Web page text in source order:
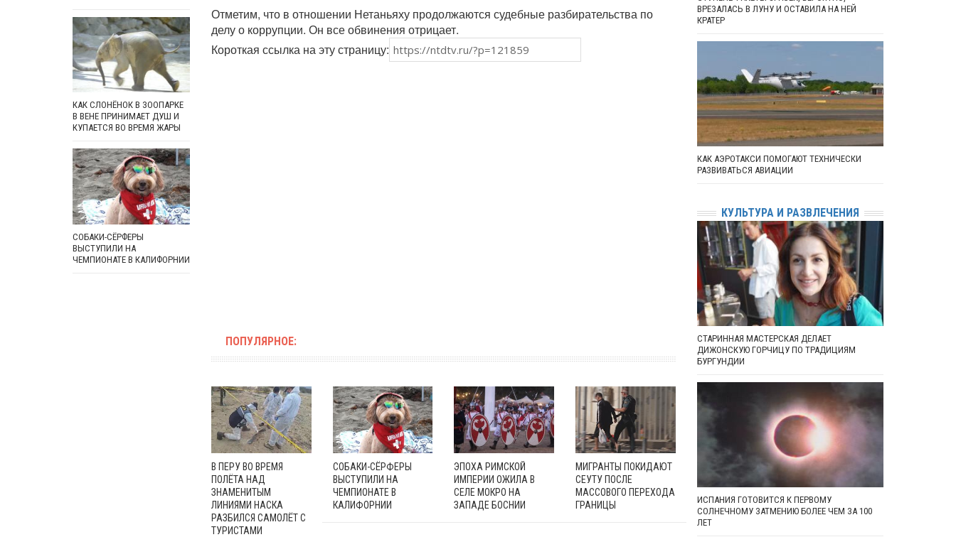
Отметим, что в отношении Нетаньяху продолжаются судебные разбирательства по
делу о коррупции. Он все обвинения отрицает.
Короткая ссылка на эту страницу:
ПОПУЛЯРНОЕ:
В ПЕРУ ВО ВРЕМЯ
ПОЛЁТА НАД
ЗНАМЕНИТЫМ
ЛИНИЯМИ НАСКА
РАЗБИЛСЯ САМОЛЁТ С
ТУРИСТАМИ
СОБАКИ-СЁРФЕРЫ
ВЫСТУПИЛИ НА
ЧЕМПИОНАТЕ В
КАЛИФОРНИИ
ЭПОХА РИМСКОЙ
ИМПЕРИИ ОЖИЛА В
СЕЛЕ МОКРО НА
ЗАПАДЕ БОСНИИ
МИГРАНТЫ ПОКИДАЮТ
СЕУТУ ПОСЛЕ
МАССОВОГО ПЕРЕХОДА
ГРАНИЦЫ
КАК СЛОНЁНОК В ЗООПАРКЕ
В ВЕНЕ ПРИНИМАЕТ ДУШ И
КУПАЕТСЯ ВО ВРЕМЯ ЖАРЫ
СОБАКИ-СЁРФЕРЫ
ВЫСТУПИЛИ НА
ЧЕМПИОНАТЕ В КАЛИФОРНИИ
ВРЕЗАЛАСЬ В ЛУНУ И ОСТАВИЛА НА НЕЙ
КРАТЕР
КАК АЭРОТАКСИ ПОМОГАЮТ ТЕХНИЧЕСКИ
РАЗВИВАТЬСЯ АВИАЦИИ
КУЛЬТУРА И РАЗВЛЕЧЕНИЯ
СТАРИННАЯ МАСТЕРСКАЯ ДЕЛАЕТ
ДИЖОНСКУЮ ГОРЧИЦУ ПО ТРАДИЦИЯМ
БУРГУНДИИ
ИСПАНИЯ ГОТОВИТСЯ К ПЕРВОМУ
СОЛНЕЧНОМУ ЗАТМЕНИЮ БОЛЕЕ ЧЕМ ЗА 100
ЛЕТ